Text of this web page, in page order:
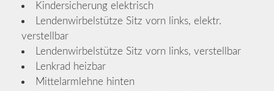
Kindersicherung elektrisch
Lendenwirbelstütze Sitz vorn links, elektr.
verstellbar
Lendenwirbelstütze Sitz vorn links, verstellbar
Lenkrad heizbar
Mittelarmlehne hinten